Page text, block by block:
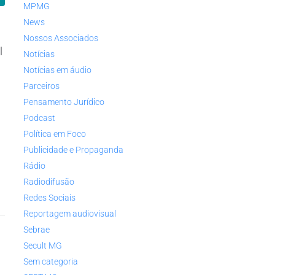
MPMG
News
Nossos Associados
Notícias
Notícias em áudio
Parceiros
Pensamento Jurídico
Podcast
Política em Foco
Publicidade e Propaganda
Rádio
Radiodifusão
Redes Sociais
Reportagem audiovisual
Sebrae
Secult MG
Sem categoria